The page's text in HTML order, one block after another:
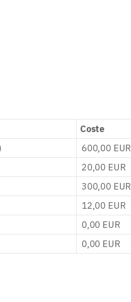
Coste
600,00 EUR
20,00 EUR
300,00 EUR
12,00 EUR
0,00 EUR
0,00 EUR